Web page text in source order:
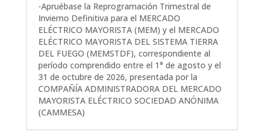
-Apruébase la Reprogramación Trimestral de
Invierno Definitiva para el MERCADO
ELÉCTRICO MAYORISTA (MEM) y el MERCADO
ELÉCTRICO MAYORISTA DEL SISTEMA TIERRA
DEL FUEGO (MEMSTDF), correspondiente al
período comprendido entre el 1° de agosto y el
31 de octubre de 2026, presentada por la
COMPAÑÍA ADMINISTRADORA DEL MERCADO
MAYORISTA ELÉCTRICO SOCIEDAD ANÓNIMA
(CAMMESA)